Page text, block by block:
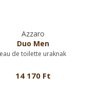
Azzaro
Duo Men
eau de toilette uraknak
14 170 Ft